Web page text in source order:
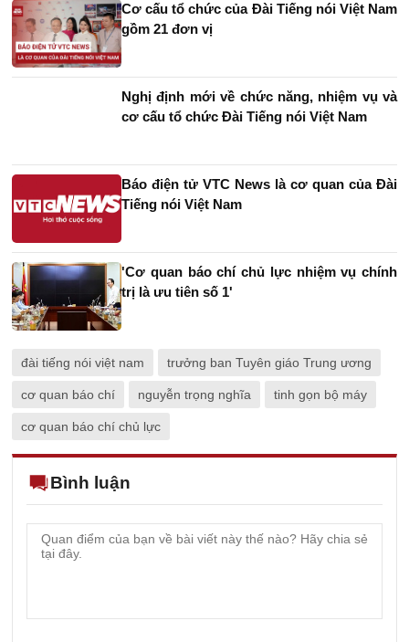
Cơ cấu tổ chức của Đài Tiếng nói Việt Nam
gồm 21 đơn vị
Nghị định mới về chức năng, nhiệm vụ và
cơ cấu tổ chức Đài Tiếng nói Việt Nam
Báo điện tử VTC News là cơ quan của Đài
Tiếng nói Việt Nam
'Cơ quan báo chí chủ lực nhiệm vụ chính
trị là ưu tiên số 1'
đài tiếng nói việt nam trưởng ban Tuyên giáo Trung ương
cơ quan báo chí nguyễn trọng nghĩa tinh gọn bộ máy
cơ quan báo chí chủ lực
Bình luận